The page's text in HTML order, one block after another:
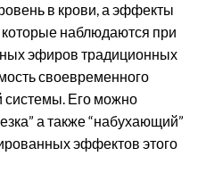
в крови, а эффекты
наблюдаются при
эфиров традиционных
своевременного
системы. Его можно
а также “набухающий”
эффектов этого